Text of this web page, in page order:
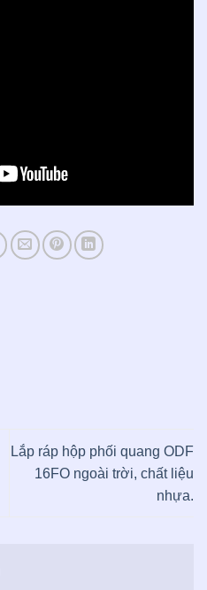
Lắp ráp hộp phối quang ODF
16FO ngoài trời, chất liệu
nhựa.